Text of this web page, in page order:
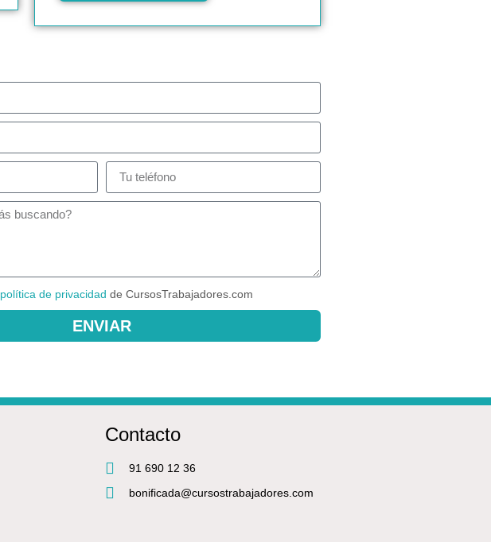
política de privacidad de CursosTrabajadores.com
ENVIAR
Contacto
91 690 12 36
bonificada@cursostrabajadores.com